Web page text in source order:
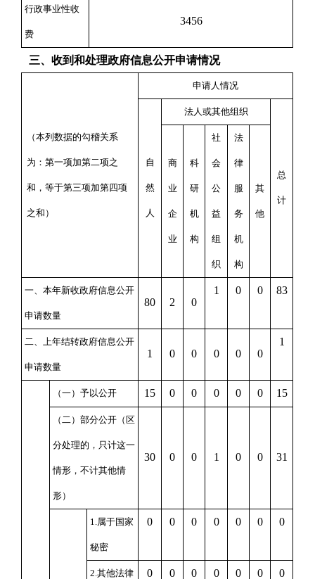
行政事业性收
费
3456
三、收到和处理政府信息公开申请情况
（本列数据的勾稽关系
为：第一项加第二项之
和，等于第三项加第四项
之和）
申请人情况
自
然
人
法人或其他组织
总
计
商
业
企
业
科
研
机
构
社
会
公
益
组
织
法
律
服
务
机
构
其
他
一、本年新收政府信息公开
申请数量
80 2 0
1 0 0 83
二、上年结转政府信息公开
申请数量
1 0 0 0 0 0
1
（一）予以公开 15 0 0 0 0 0 15
（二）部分公开 （区
分处理的，只计这一
情形，不计其他情
形）
30 0 0 1 0 0 31
1.属于国家
秘密
0 0 0 0 0 0 0
2.其他法律 0 0 0 0 0 0 0